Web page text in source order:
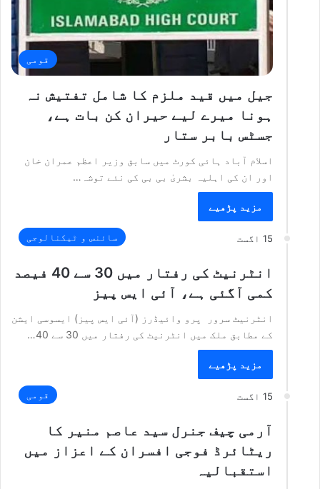
قومی
جیل میں قید ملزم کا شامل تفتیش نہ
ہونا میرے لیے حیران کن بات ہے،
جسٹس بابر ستار
اسلام آباد ہائی کورٹ میں سابق وزیر اعظم عمران خان
اور ان کی اہلیہ بشریٰ بی بی کی نئے توشہ…
مزید پڑھیے
15 اگست سائنس و ٹیکنالوجی
انٹرنیٹ کی رفتار میں 30 سے 40 فیصد
کمی آگئی ہے، آئی ایس پیز
انٹرنیٹ سرور پرو وائیڈرز (آئی ایس پیز) ایسوسی ایشن
کے مطابق ملک میں انٹرنیٹ کی رفتار میں 30 سے 40…
مزید پڑھیے
15 اگست قومی
آرمی چیف جنرل سید عاصم منیر کا
ریٹائرڈ فوجی افسران کے اعزاز میں
استقبالیہ